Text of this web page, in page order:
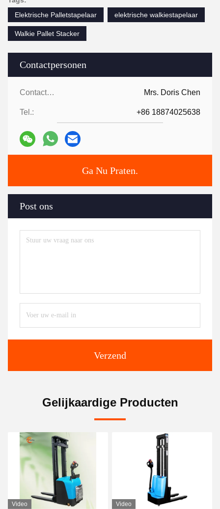
Contactpersonen
Contactpersonen: Mrs. Doris Chen
Tel.: +86 18874025638
Ga Nu Praten.
Post ons
Verzend
Elektrische Palletstapelaar
elektrische walkiestapelaar
Walkie Pallet Stacker
Gelijkaardige Producten
Video Video